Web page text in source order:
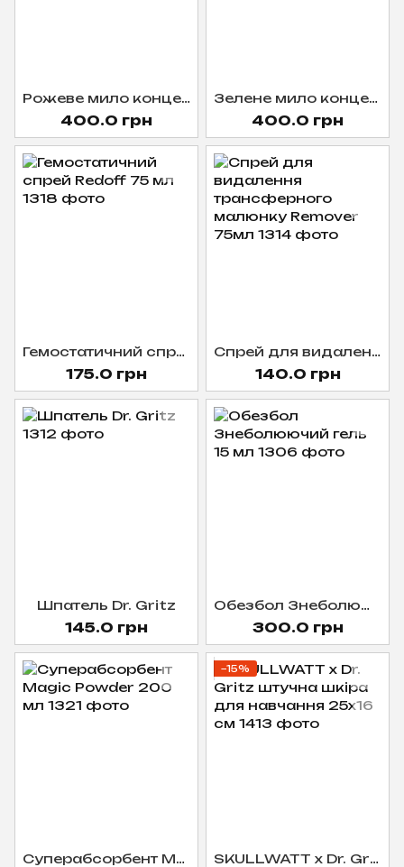
Рожеве мило концентрат 400 мл
400.0 грн
Зелене мило концентрат 400 мл
400.0 грн
Гемостатичний спрей Redoff 75 мл
175.0 грн
Спрей для видалення трансферного малюнку Remover 75мл
140.0 грн
Шпатель Dr. Gritz
145.0 грн
Обезбол Знеболюючий гель 15 мл
300.0 грн
Суперабсорбент Magic Powder 200 мл
−15%
SKULLWATT x Dr. Gritz штучна шкіра для навчання 25x16 см